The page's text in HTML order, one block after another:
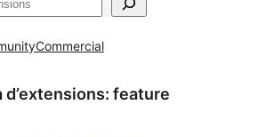
Commercial
d’extensions: feature